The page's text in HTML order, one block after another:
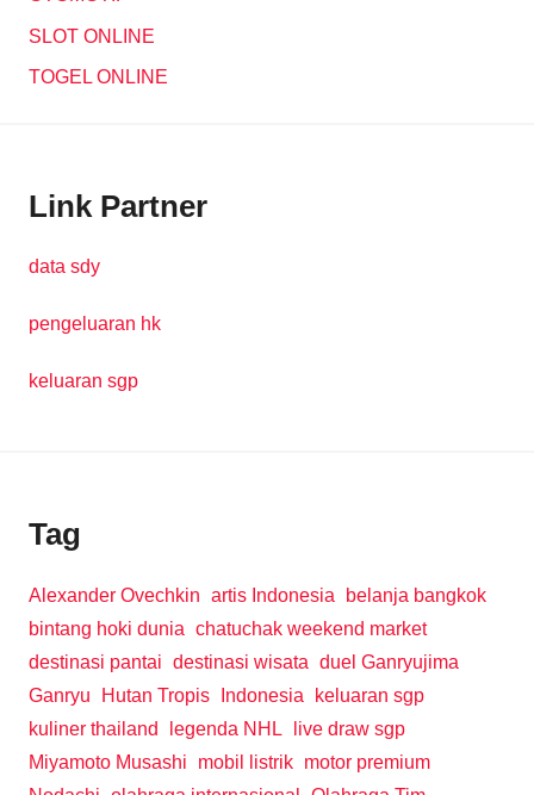
SLOT ONLINE
TOGEL ONLINE
Link Partner
data sdy
pengeluaran hk
keluaran sgp
Tag
Alexander Ovechkin artis Indonesia
belanja bangkok
bintang hoki dunia chatuchak weekend market
destinasi pantai destinasi wisata duel Ganryujima
Ganryu
Hutan Tropis Indonesia
keluaran sgp
kuliner thailand
legenda NHL
live draw sgp
Miyamoto Musashi
mobil listrik motor premium